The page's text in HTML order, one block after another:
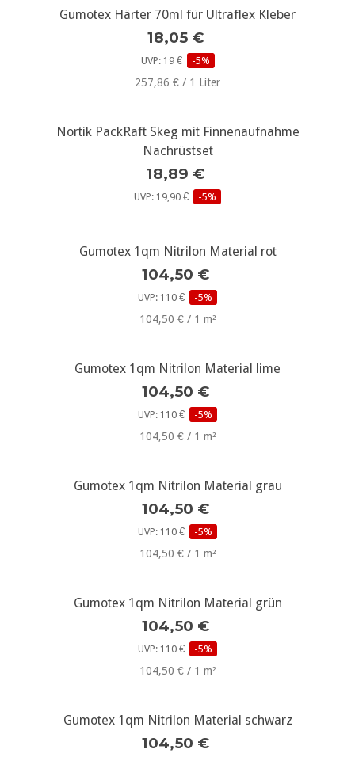
Gumotex Härter 70ml für Ultraflex Kleber
18,05 €
UVP: 19 € -5%
257,86 € / 1 Liter
Nortik PackRaft Skeg mit Finnenaufnahme
Nachrüstset
18,89 €
UVP: 19,90 € -5%
Gumotex 1qm Nitrilon Material rot
104,50 €
UVP: 110 € -5%
104,50 € / 1 m²
Gumotex 1qm Nitrilon Material lime
104,50 €
UVP: 110 € -5%
104,50 € / 1 m²
Gumotex 1qm Nitrilon Material grau
104,50 €
UVP: 110 € -5%
104,50 € / 1 m²
Gumotex 1qm Nitrilon Material grün
104,50 €
UVP: 110 € -5%
104,50 € / 1 m²
Gumotex 1qm Nitrilon Material schwarz
104,50 €